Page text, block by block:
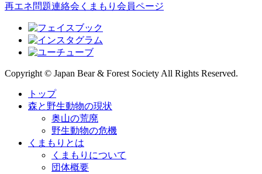
再エネ問題連絡会 くまもり会員ページ
Copyright © Japan Bear & Forest Society All Rights Reserved.
トップ
森と野生動物の現状
奥山の荒廃
野生動物の危機
くまもりとは
くまもりについて
団体概要